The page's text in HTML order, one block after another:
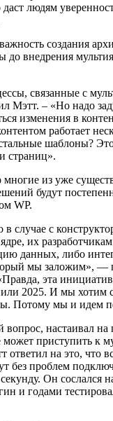
даст людям
создания
до внедрения
связанные с
Мэтт. – «Но надо
изменения в
работает
шаблоны?
страниц».
многие из уже
будут
WP.
случае с
их
данных, либо
мы заложим», —
эта
2025. И мы хотим
Потому мы и идем
вопрос, настаивал
может приступить к
ответил на это, что
без проблем
Он сослался
и годами